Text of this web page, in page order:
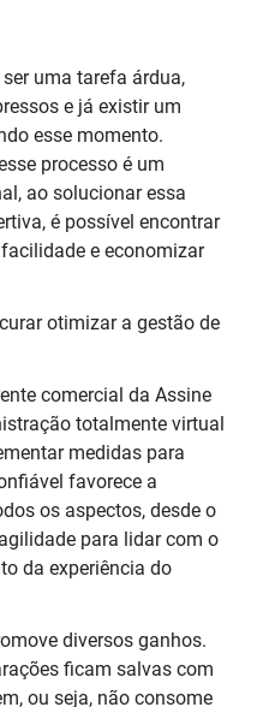
uma tarefa árdua,
e já existir um
esse momento.
processo é um
ao solucionar essa
é possível encontrar
e economizar
otimizar a gestão de
comercial da Assine
totalmente virtual
medidas para
favorece a
os aspectos, desde o
para lidar com o
da experiência do
diversos ganhos.
ficam salvas com
ou seja, não consome